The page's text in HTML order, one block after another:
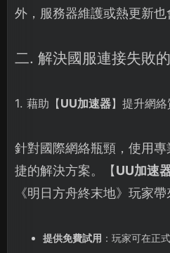
外，服務器維護或熱更新也
二. 解決國服連接失敗
1. 藉助【UU加速器】提升網
針對國際網絡瓶頸，使用
捷的解決方案。【UU加速
《明日方舟終末地》玩家帶
提供免費試用 ：玩家可在正